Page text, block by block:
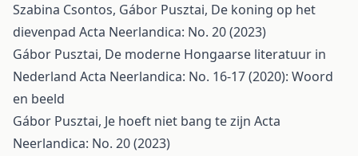
Szabina Csontos, Gábor Pusztai, De koning op het
dievenpad Acta Neerlandica: No. 20 (2023)
Gábor Pusztai, De moderne Hongaarse literatuur in
Nederland Acta Neerlandica: No. 16-17 (2020): Woord
en beeld
Gábor Pusztai, Je hoeft niet bang te zijn Acta
Neerlandica: No. 20 (2023)